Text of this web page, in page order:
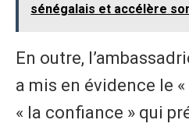
sénégalais et accélère
En outre,
a mis en évidence le
« la confiance » qui